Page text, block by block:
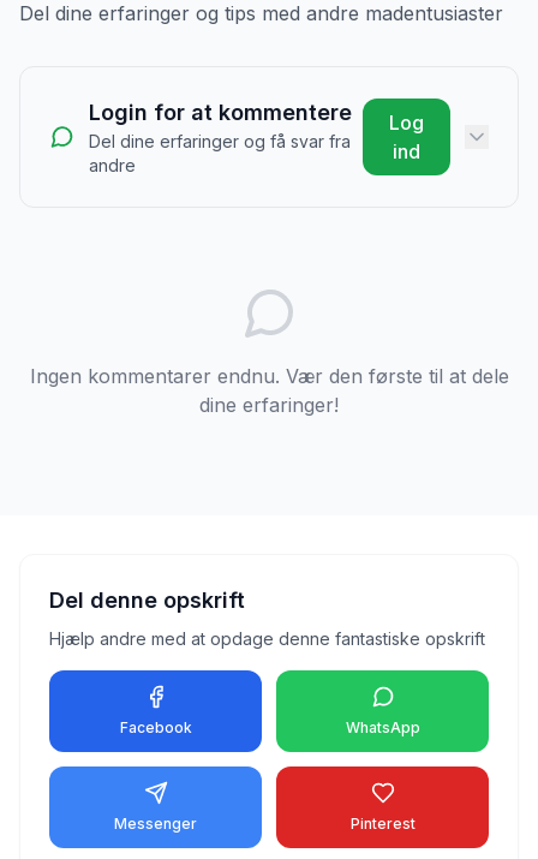
Del dine erfaringer og tips med andre madentusiaster
Login for at kommentere
Del dine erfaringer og få svar fra
andre
Log
ind
Ingen kommentarer endnu. Vær den første til at dele
dine erfaringer!
Del denne opskrift
Hjælp andre med at opdage denne fantastiske opskrift
Facebook WhatsApp
Messenger Pinterest